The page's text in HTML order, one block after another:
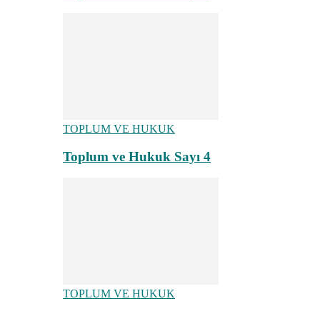
TOPLUM VE HUKUK
Toplum ve Hukuk Sayı 4
TOPLUM VE HUKUK